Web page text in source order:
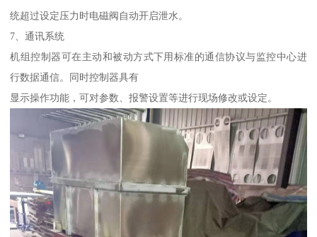
统超过设定压力时电磁阀自动开启泄水。
7、通讯系统
机组控制器可在主动和被动方式下用标准的通信协议与监控中心进
行数据通信。同时控制器具有
显示操作功能，可对参数、报警设置等进行现场修改或设定。